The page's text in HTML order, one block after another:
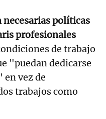
necesarias políticas
profesionales
de trabajo
"puedan dedicarse
en vez de
trabajos como